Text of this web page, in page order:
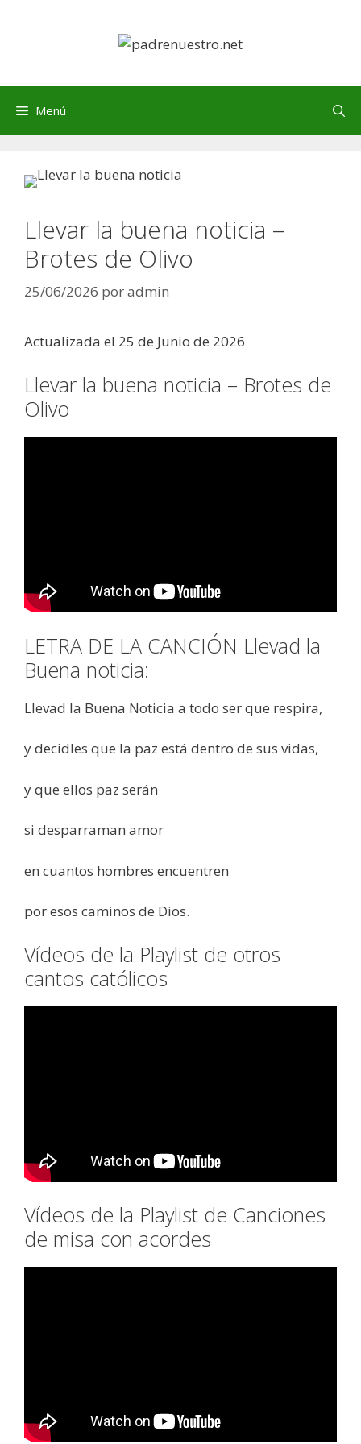
Menú
Llevar la buena noticia –
Brotes de Olivo
25/06/2026 poradmin
Actualizada el 25 de Junio de 2026
Llevar la buena noticia – Brotes de
Olivo
LETRA DE LA CANCIÓN Llevad la
Buena noticia:
Llevad la Buena Noticia a todo ser que respira,
y decidles que la paz está dentro de sus vidas,
y que ellos paz serán
si desparraman amor
en cuantos hombres encuentren
por esos caminos de Dios.
Vídeos de la Playlist de otros
cantos católicos
Vídeos de la Playlist de Canciones
de misa con acordes